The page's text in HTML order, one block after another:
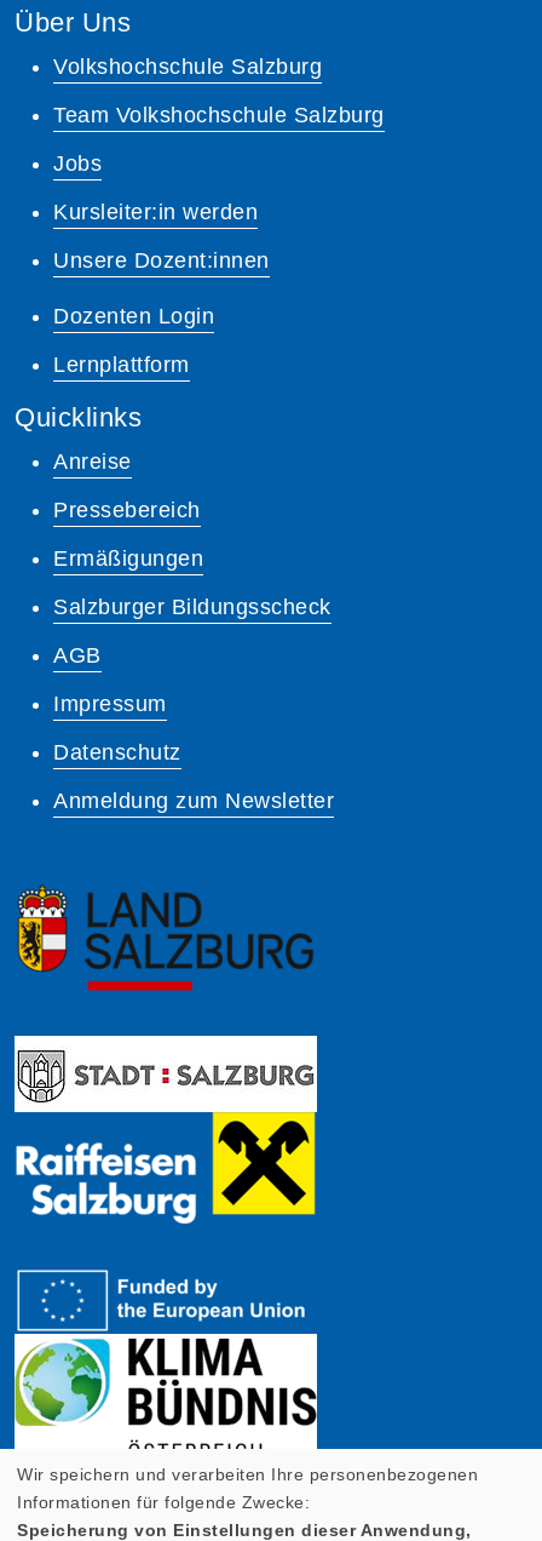
Über Uns
Volkshochschule Salzburg
Team Volkshochschule Salzburg
Jobs
Kursleiter:in werden
Unsere Dozent:innen
Dozenten Login
Lernplattform
Quicklinks
Anreise
Pressebereich
Ermäßigungen
Salzburger Bildungsscheck
AGB
Impressum
Datenschutz
Anmeldung zum Newsletter
Wir speichern und verarbeiten Ihre personenbezogenen
Informationen für folgende Zwecke:
Speicherung von Einstellungen dieser Anwendung,